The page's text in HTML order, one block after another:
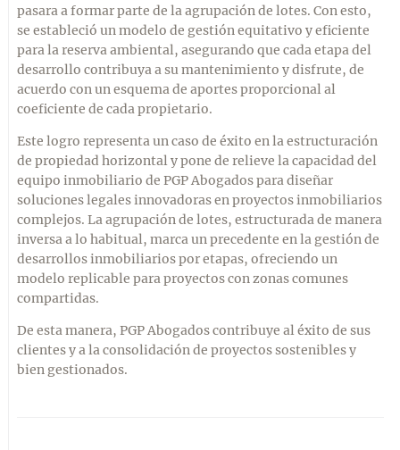
pasara a formar parte de la agrupación de lotes. Con esto,
se estableció un modelo de gestión equitativo y eficiente
para la reserva ambiental, asegurando que cada etapa del
desarrollo contribuya a su mantenimiento y disfrute, de
acuerdo con un esquema de aportes proporcional al
coeficiente de cada propietario.
Este logro representa un caso de éxito en la estructuración
de propiedad horizontal y pone de relieve la capacidad del
equipo inmobiliario de PGP Abogados para diseñar
soluciones legales innovadoras en proyectos inmobiliarios
complejos. La agrupación de lotes, estructurada de manera
inversa a lo habitual, marca un precedente en la gestión de
desarrollos inmobiliarios por etapas, ofreciendo un
modelo replicable para proyectos con zonas comunes
compartidas.
De esta manera, PGP Abogados contribuye al éxito de sus
clientes y a la consolidación de proyectos sostenibles y
bien gestionados.